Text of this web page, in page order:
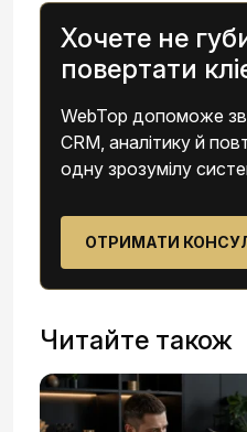
Хочете не
повертати
WebTop допоможе
CRM, аналітику й
одну зрозумілу
ОТРИМАТИ
Читайте також